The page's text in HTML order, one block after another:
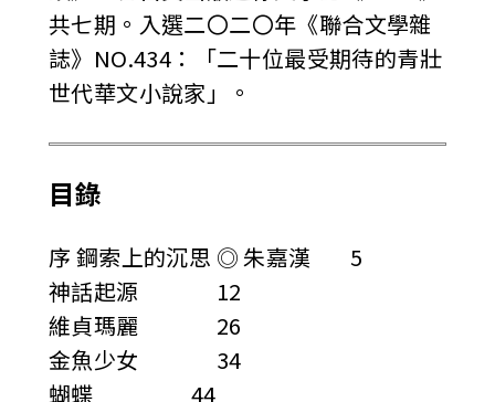
共七期。入選二〇二〇年《聯合文學雜
誌》NO.434：「二十位最受期待的青壯
世代華文小說家」。
目錄
序 鋼索上的沉思 ◎ 朱嘉漢 5
神話起源 12
維貞瑪麗 26
金魚少女 34
蝴蝶 44